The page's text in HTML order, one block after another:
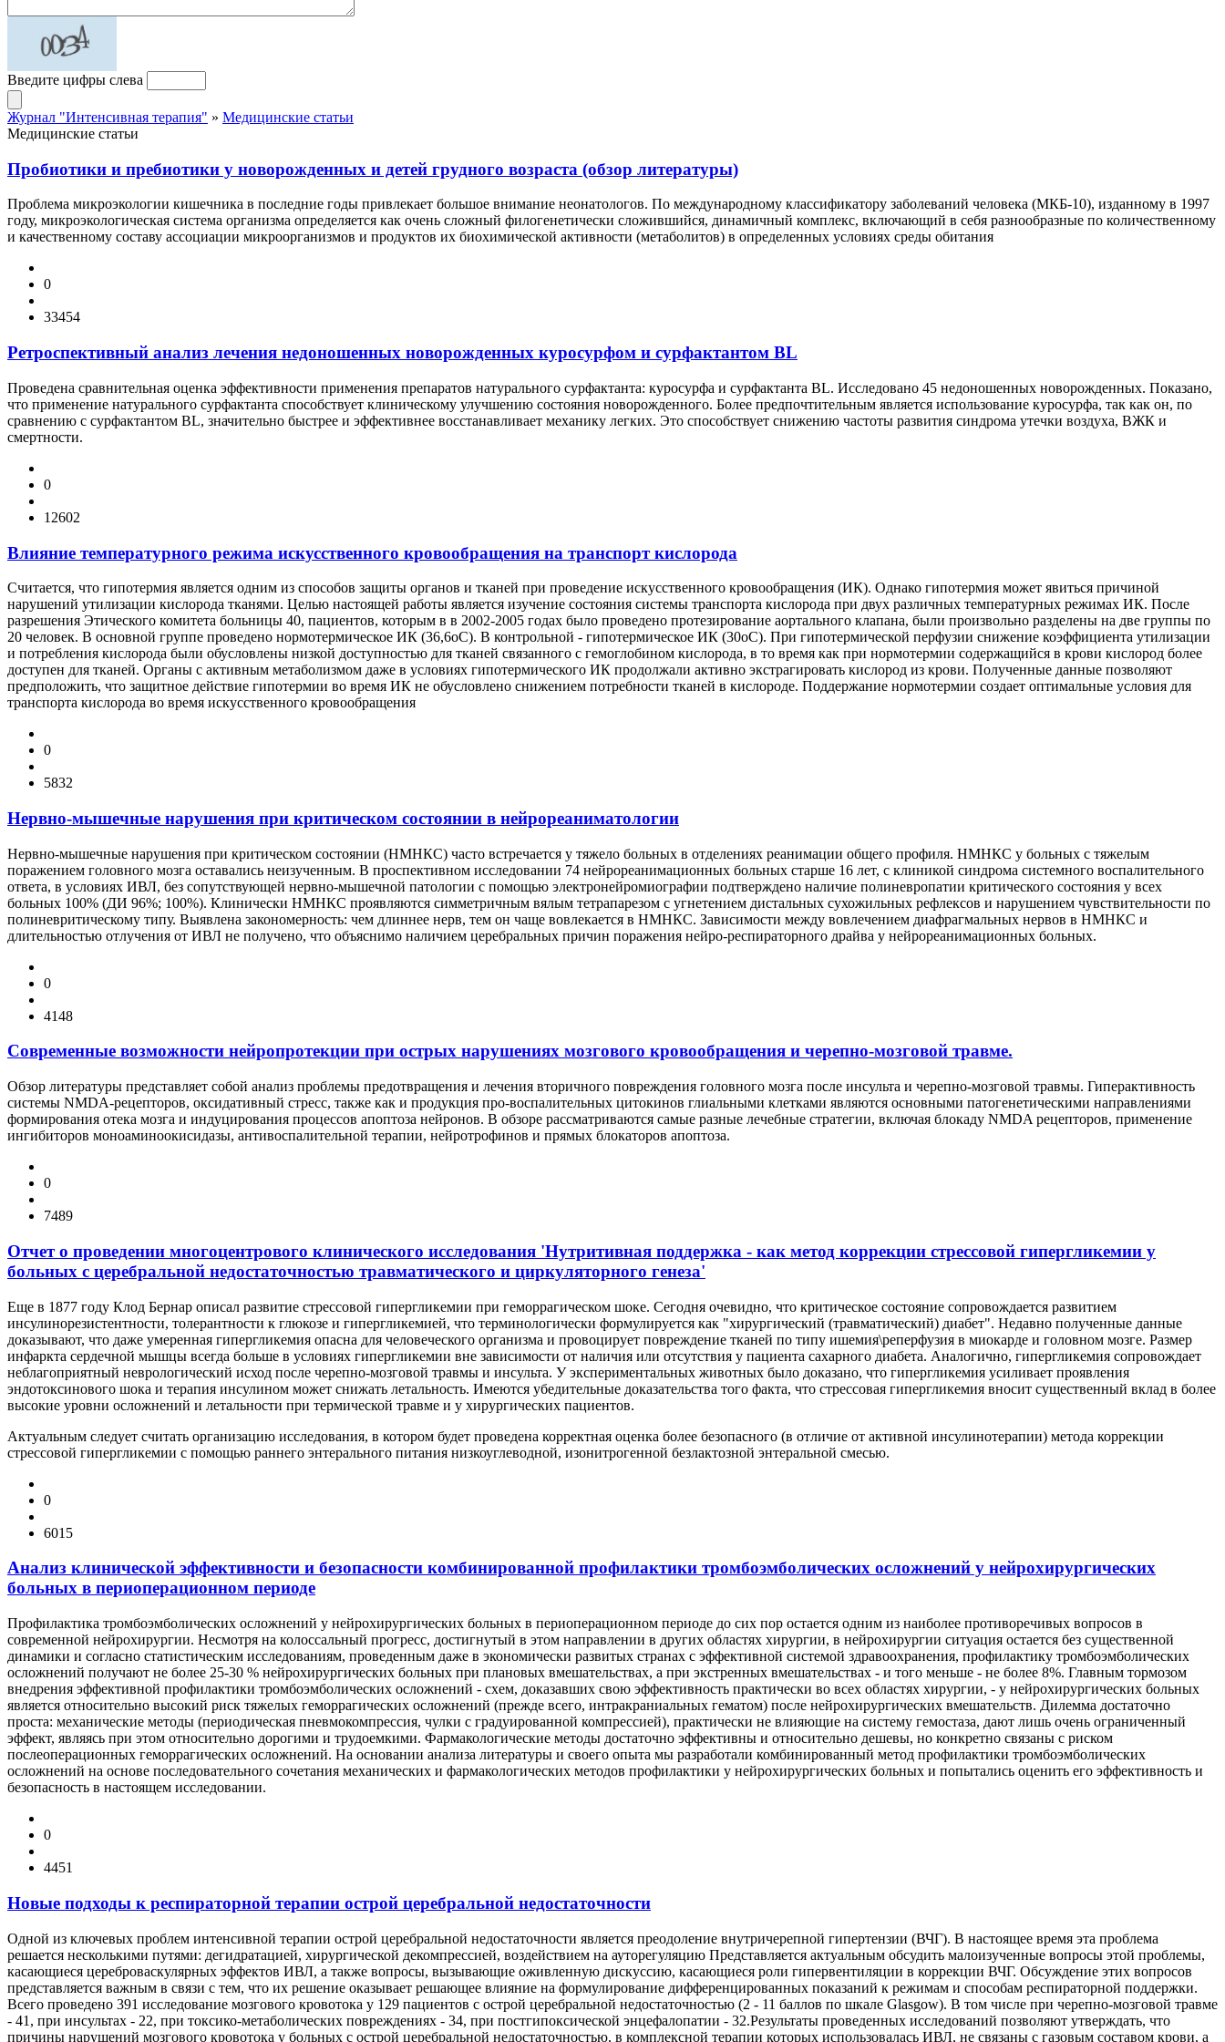
Введите цифры слева
Журнал "Интенсивная терапия" » Медицинские статьи
Медицинские статьи
Пробиотики и пребиотики у новорожденных и детей грудного возраста (обзор литературы)
Проблема микроэкологии кишечника в последние годы привлекает большое внимание неонатологов. По международному классификатору заболеваний человека (МКБ-10), изданному в 1997
году, микроэкологическая система организма определяется как очень сложный филогенетически сложившийся, динамичный комплекс, включающий в себя разнообразные по количественному
и качественному составу ассоциации микроорганизмов и продуктов их биохимической активности (метаболитов) в определенных условиях среды обитания
0
33454
Ретроспективный анализ лечения недоношенных новорожденных куросурфом и сурфактантом BL
Проведена сравнительная оценка эффективности применения препаратов натурального сурфактанта: куросурфа и сурфактанта BL. Исследовано 45 недоношенных новорожденных. Показано,
что применение натурального сурфактанта способствует клиническому улучшению состояния новорожденного. Более предпочтительным является использование куросурфа, так как он, по
сравнению с сурфактантом BL, значительно быстрее и эффективнее восстанавливает механику легких. Это способствует снижению частоты развития синдрома утечки воздуха, ВЖК и
смертности.
0
12602
Влияние температурного режима искусственного кровообращения на транспорт кислорода
Считается, что гипотермия является одним из способов защиты органов и тканей при проведение искусственного кровообращения (ИК). Однако гипотермия может явиться причиной
нарушений утилизации кислорода тканями. Целью настоящей работы является изучение состояния системы транспорта кислорода при двух различных температурных режимах ИК. После
разрешения Этического комитета больницы 40, пациентов, которым в в 2002-2005 годах было проведено протезирование аортального клапана, были произвольно разделены на две группы по
20 человек. В основной группе проведено нормотермическое ИК (36,6оС). В контрольной - гипотермическое ИК (30оС). При гипотермической перфузии снижение коэффициента утилизации
и потребления кислорода были обусловлены низкой доступностью для тканей связанного с гемоглобином кислорода, в то время как при нормотермии содержащийся в крови кислород более
доступен для тканей. Органы с активным метаболизмом даже в условиях гипотермического ИК продолжали активно экстрагировать кислород из крови. Полученные данные позволяют
предположить, что защитное действие гипотермии во время ИК не обусловлено снижением потребности тканей в кислороде. Поддержание нормотермии создает оптимальные условия для
транспорта кислорода во время искусственного кровообращения
0
5832
Нервно-мышечные нарушения при критическом состоянии в нейрореаниматологии
Нервно-мышечные нарушения при критическом состоянии (НМНКС) часто встречается у тяжело больных в отделениях реанимации общего профиля. НМНКС у больных с тяжелым
поражением головного мозга оставались неизученным. В проспективном исследовании 74 нейрореанимационных больных старше 16 лет, с клиникой синдрома системного воспалительного
ответа, в условиях ИВЛ, без сопутствующей нервно-мышечной патологии с помощью электронейромиографии подтверждено наличие полиневропатии критического состояния у всех
больных 100% (ДИ 96%; 100%). Клинически НМНКС проявляются симметричным вялым тетрапарезом с угнетением дистальных сухожильных рефлексов и нарушением чувствительности по
полиневритическому типу. Выявлена закономерность: чем длиннее нерв, тем он чаще вовлекается в НМНКС. Зависимости между вовлечением диафрагмальных нервов в НМНКС и
длительностью отлучения от ИВЛ не получено, что объяснимо наличием церебральных причин поражения нейро-респираторного драйва у нейрореанимационных больных.
0
4148
Современные возможности нейропротекции при острых нарушениях мозгового кровообращения и черепно-мозговой травме.
Обзор литературы представляет собой анализ проблемы предотвращения и лечения вторичного повреждения головного мозга после инсульта и черепно-мозговой травмы. Гиперактивность
системы NMDA-рецепторов, оксидативный стресс, также как и продукция про-воспалительных цитокинов глиальными клетками являются основными патогенетическими направлениями
формирования отека мозга и индуцирования процессов апоптоза нейронов. В обзоре рассматриваются самые разные лечебные стратегии, включая блокаду NMDA рецепторов, применение
ингибиторов моноаминоокисидазы, антивоспалительной терапии, нейротрофинов и прямых блокаторов апоптоза.
0
7489
Отчет о проведении многоцентрового клинического исследования 'Нутритивная поддержка - как метод коррекции стрессовой гипергликемии у
больных с церебральной недостаточностью травматического и циркуляторного генеза'
Еще в 1877 году Клод Бернар описал развитие стрессовой гипергликемии при геморрагическом шоке. Сегодня очевидно, что критическое состояние сопровождается развитием
инсулинорезистентности, толерантности к глюкозе и гипергликемией, что терминологически формулируется как "хирургический (травматический) диабет". Недавно полученные данные
доказывают, что даже умеренная гипергликемия опасна для человеческого организма и провоцирует повреждение тканей по типу ишемия\реперфузия в миокарде и головном мозге. Размер
инфаркта сердечной мышцы всегда больше в условиях гипергликемии вне зависимости от наличия или отсутствия у пациента сахарного диабета. Аналогично, гипергликемия сопровождает
неблагоприятный неврологический исход после черепно-мозговой травмы и инсульта. У экспериментальных животных было доказано, что гипергликемия усиливает проявления
эндотоксинового шока и терапия инсулином может снижать летальность. Имеются убедительные доказательства того факта, что стрессовая гипергликемия вносит существенный вклад в более
высокие уровни осложнений и летальности при термической травме и у хирургических пациентов.
Актуальным следует считать организацию исследования, в котором будет проведена корректная оценка более безопасного (в отличие от активной инсулинотерапии) метода коррекции
стрессовой гипергликемии с помощью раннего энтерального питания низкоуглеводной, изонитрогенной безлактозной энтеральной смесью.
0
6015
Анализ клинической эффективности и безопасности комбинированной профилактики тромбоэмболических осложнений у нейрохирургических
больных в периоперационном периоде
Профилактика тромбоэмболических осложнений у нейрохирургических больных в периоперационном периоде до сих пор остается одним из наиболее противоречивых вопросов в
современной нейрохирургии. Несмотря на колоссальный прогресс, достигнутый в этом направлении в других областях хирургии, в нейрохирургии ситуация остается без существенной
динамики и согласно статистическим исследованиям, проведенным даже в экономически развитых странах с эффективной системой здравоохранения, профилактику тромбоэмболических
осложнений получают не более 25-30 % нейрохирургических больных при плановых вмешательствах, а при экстренных вмешательствах - и того меньше - не более 8%. Главным тормозом
внедрения эффективной профилактики тромбоэмболических осложнений - схем, доказавших свою эффективность практически во всех областях хирургии, - у нейрохирургических больных
является относительно высокий риск тяжелых геморрагических осложнений (прежде всего, интракраниальных гематом) после нейрохирургических вмешательств. Дилемма достаточно
проста: механические методы (периодическая пневмокомпрессия, чулки с градуированной компрессией), практически не влияющие на систему гемостаза, дают лишь очень ограниченный
эффект, являясь при этом относительно дорогими и трудоемкими. Фармакологические методы достаточно эффективны и относительно дешевы, но конкретно связаны с риском
послеоперационных геморрагических осложнений. На основании анализа литературы и своего опыта мы разработали комбинированный метод профилактики тромбоэмболических
осложнений на основе последовательного сочетания механических и фармакологических методов профилактики у нейрохирургических больных и попытались оценить его эффективность и
безопасность в настоящем исследовании.
0
4451
Новые подходы к респираторной терапии острой церебральной недостаточности
Одной из ключевых проблем интенсивной терапии острой церебральной недостаточности является преодоление внутричерепной гипертензии (ВЧГ). В настоящее время эта проблема
решается несколькими путями: дегидратацией, хирургической декомпрессией, воздействием на ауторегуляцию Представляется актуальным обсудить малоизученные вопросы этой проблемы,
касающиеся цереброваскулярных эффектов ИВЛ, а также вопросы, вызывающие оживленную дискуссию, касающиеся роли гипервентиляции в коррекции ВЧГ. Обсуждение этих вопросов
представляется важным в связи с тем, что их решение оказывает решающее влияние на формулирование дифференцированных показаний к режимам и способам респираторной поддержки.
Всего проведено 391 исследование мозгового кровотока у 129 пациентов с острой церебральной недостаточностью (2 - 11 баллов по шкале Glasgow). В том числе при черепно-мозговой травме
- 41, при инсультах - 22, при токсико-метаболических повреждениях - 34, при постгипоксической энцефалопатии - 32.Результаты проведенных исследований позволяют утверждать, что
причины нарушений мозгового кровотока у больных с острой церебральной недостаточностью, в комплексной терапии которых использовалась ИВЛ, не связаны с газовым составом крови, а